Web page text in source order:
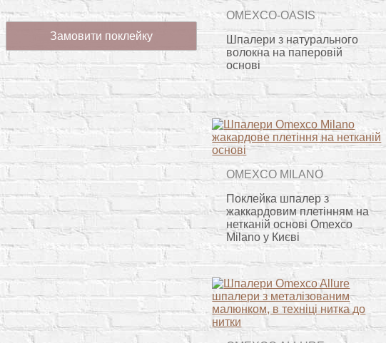
OMEXCO-OASIS
Шпалери з натурального
волокна на паперовій
основі
OMEXCO MILANO
Поклейка шпалер з
жаккардовим плетінням на
нетканій основі Omexco
Milano у Києві
Замовити поклейку